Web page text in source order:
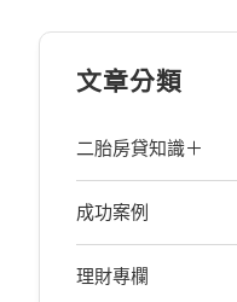
文章分類
二胎房貸知識＋
成功案例
理財專欄